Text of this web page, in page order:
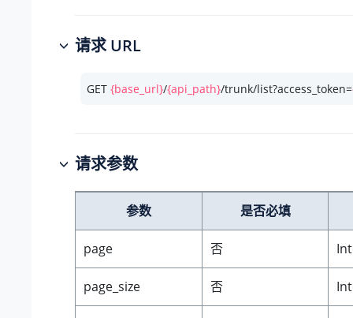
请求 URL
GET {base_url}/{api_path}/trunk/list?access_token=
请求参数
参数 是否必填
page 否
page_size 否